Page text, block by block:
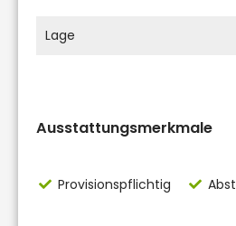
Lage
Ausstattungsmerkmale
Provisionspflichtig